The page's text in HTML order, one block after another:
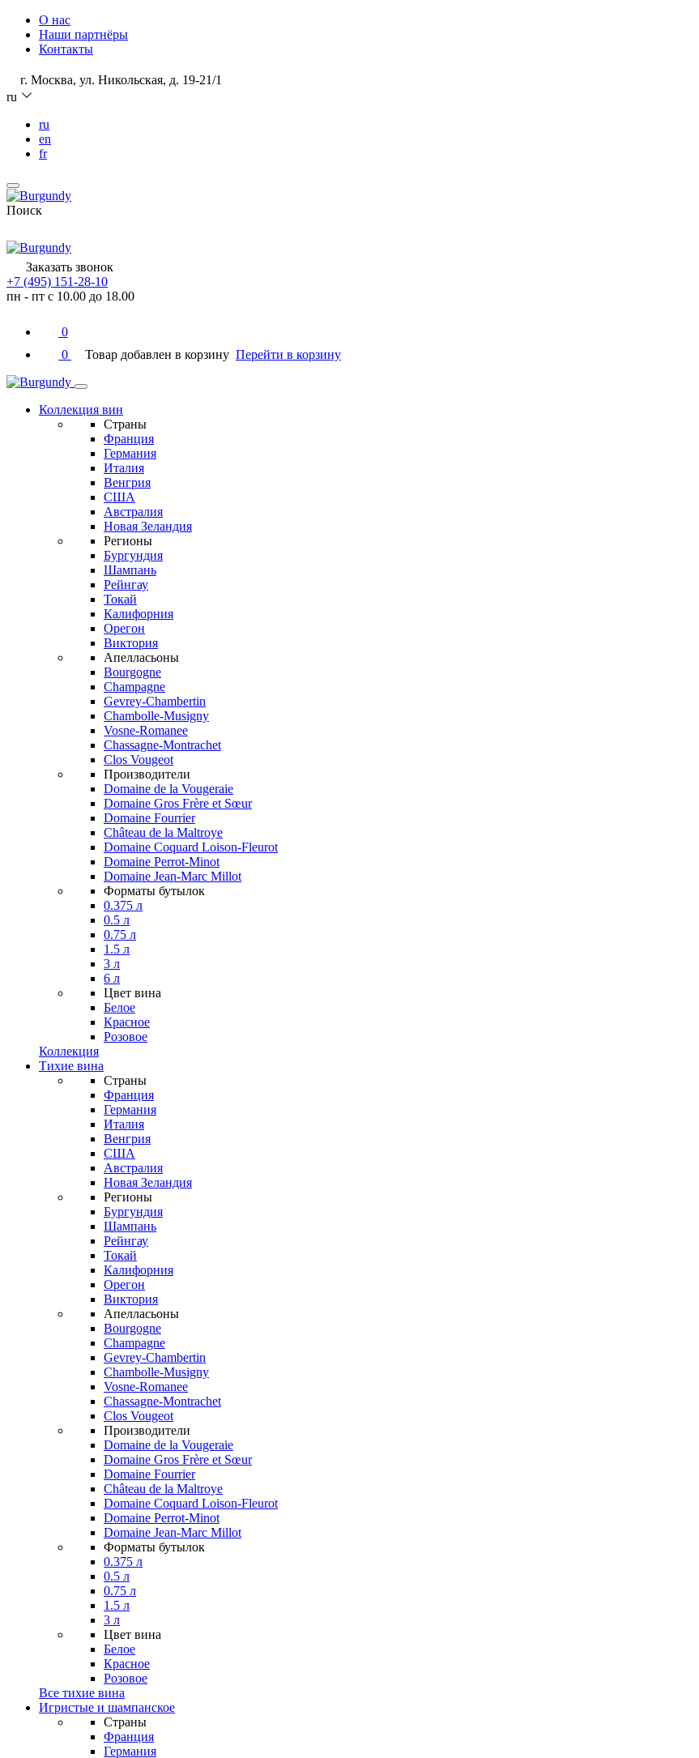
О нас
Наши партнёры
Контакты
г. Москва, ул. Никольская, д. 19-21/1
ru
ru
en
fr
Поиск
Заказать звонок
+7 (495) 151-28-10
пн - пт с 10.00 до 18.00
0
0
Товар добавлен в корзину Перейти в корзину
Коллекция вин
Страны
Франция
Германия
Италия
Венгрия
США
Австралия
Новая Зеландия
Регионы
Бургундия
Шампань
Рейнгау
Токай
Калифорния
Орегон
Виктория
Апелласьоны
Bourgogne
Champagne
Gevrey-Chambertin
Chambolle-Musigny
Vosne-Romanee
Chassagne-Montrachet
Clos Vougeot
Производители
Domaine de la Vougeraie
Domaine Gros Frère et Sœur
Domaine Fourrier
Château de la Maltroye
Domaine Coquard Loison-Fleurot
Domaine Perrot-Minot
Domaine Jean-Marc Millot
Форматы бутылок
0.375 л
0.5 л
0.75 л
1.5 л
3 л
6 л
Цвет вина
Белое
Красное
Розовое
Коллекция
Тихие вина
Страны
Франция
Германия
Италия
Венгрия
США
Австралия
Новая Зеландия
Регионы
Бургундия
Шампань
Рейнгау
Токай
Калифорния
Орегон
Виктория
Апелласьоны
Bourgogne
Champagne
Gevrey-Chambertin
Chambolle-Musigny
Vosne-Romanee
Chassagne-Montrachet
Clos Vougeot
Производители
Domaine de la Vougeraie
Domaine Gros Frère et Sœur
Domaine Fourrier
Château de la Maltroye
Domaine Coquard Loison-Fleurot
Domaine Perrot-Minot
Domaine Jean-Marc Millot
Форматы бутылок
0.375 л
0.5 л
0.75 л
1.5 л
3 л
Цвет вина
Белое
Красное
Розовое
Все тихие вина
Игристые и шампанское
Страны
Франция
Германия